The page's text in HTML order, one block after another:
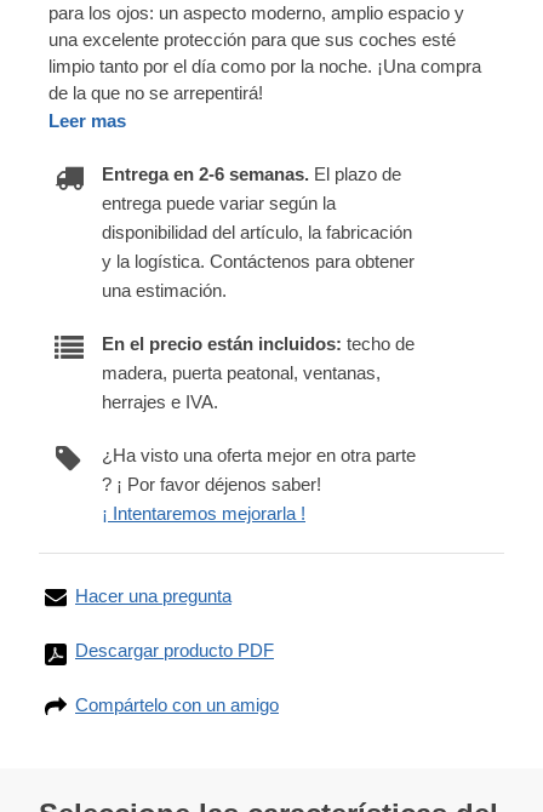
para los ojos: un aspecto moderno, amplio espacio y
una excelente protección para que sus coches esté
limpio tanto por el día como por la noche. ¡Una compra
de la que no se arrepentirá!
Leer mas
Entrega en 2-6 semanas. El plazo de
entrega puede variar según la
disponibilidad del artículo, la fabricación
y la logística. Contáctenos para obtener
una estimación.
En el precio están incluidos: techo de
madera, puerta peatonal, ventanas,
herrajes e IVA.
¿Ha visto una oferta mejor en otra parte
? ¡ Por favor déjenos saber!
¡ Intentaremos mejorarla !
Hacer una pregunta
Descargar producto PDF
Compártelo con un amigo